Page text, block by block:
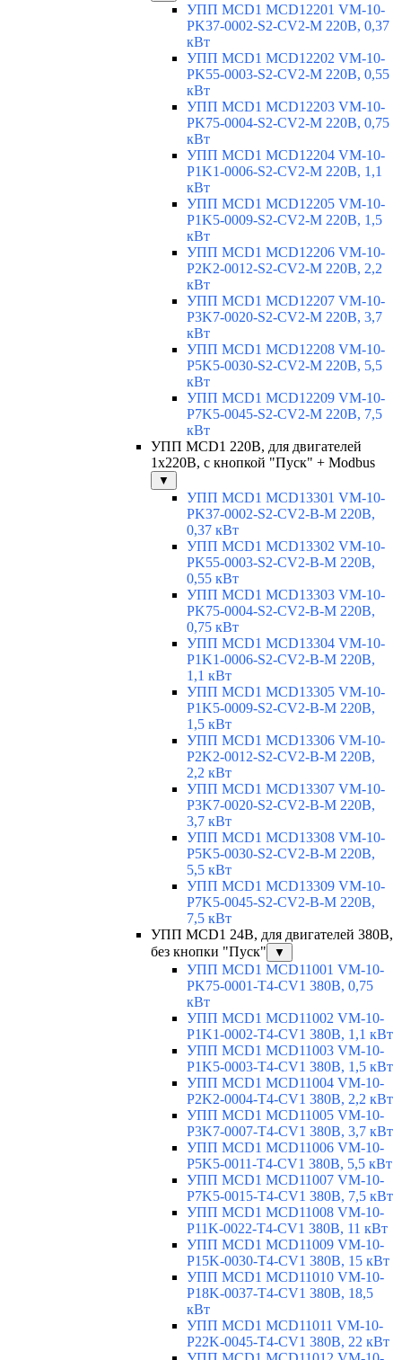
УПП MCD1 MCD12201 VM-10-
PK37-0002-S2-CV2-M 220В, 0,37
кВт
УПП MCD1 MCD12202 VM-10-
PK55-0003-S2-CV2-M 220В, 0,55
кВт
УПП MCD1 MCD12203 VM-10-
PK75-0004-S2-CV2-M 220В, 0,75
кВт
УПП MCD1 MCD12204 VM-10-
P1K1-0006-S2-CV2-M 220В, 1,1
кВт
УПП MCD1 MCD12205 VM-10-
P1K5-0009-S2-CV2-M 220В, 1,5
кВт
УПП MCD1 MCD12206 VM-10-
P2K2-0012-S2-CV2-M 220В, 2,2
кВт
УПП MCD1 MCD12207 VM-10-
P3K7-0020-S2-CV2-M 220В, 3,7
кВт
УПП MCD1 MCD12208 VM-10-
P5K5-0030-S2-CV2-M 220В, 5,5
кВт
УПП MCD1 MCD12209 VM-10-
P7K5-0045-S2-CV2-M 220В, 7,5
кВт
УПП MCD1 220В, для двигателей
1х220В, с кнопкой "Пуск" + Modbus
▼
УПП MCD1 MCD13301 VM-10-
PK37-0002-S2-CV2-B-M 220В,
0,37 кВт
УПП MCD1 MCD13302 VM-10-
PK55-0003-S2-CV2-B-M 220В,
0,55 кВт
УПП MCD1 MCD13303 VM-10-
PK75-0004-S2-CV2-B-M 220В,
0,75 кВт
УПП MCD1 MCD13304 VM-10-
P1K1-0006-S2-CV2-B-M 220В,
1,1 кВт
УПП MCD1 MCD13305 VM-10-
P1K5-0009-S2-CV2-B-M 220В,
1,5 кВт
УПП MCD1 MCD13306 VM-10-
P2K2-0012-S2-CV2-B-M 220В,
2,2 кВт
УПП MCD1 MCD13307 VM-10-
P3K7-0020-S2-CV2-B-M 220В,
3,7 кВт
УПП MCD1 MCD13308 VM-10-
P5K5-0030-S2-CV2-B-M 220В,
5,5 кВт
УПП MCD1 MCD13309 VM-10-
P7K5-0045-S2-CV2-B-M 220В,
7,5 кВт
УПП MCD1 24В, для двигателей 380В,
без кнопки "Пуск"
▼
УПП MCD1 MCD11001 VM-10-
PK75-0001-T4-CV1 380В, 0,75
кВт
УПП MCD1 MCD11002 VM-10-
P1K1-0002-T4-CV1 380В, 1,1 кВт
УПП MCD1 MCD11003 VM-10-
P1K5-0003-T4-CV1 380В, 1,5 кВт
УПП MCD1 MCD11004 VM-10-
P2K2-0004-T4-CV1 380В, 2,2 кВт
УПП MCD1 MCD11005 VM-10-
P3K7-0007-T4-CV1 380В, 3,7 кВт
УПП MCD1 MCD11006 VM-10-
P5K5-0011-T4-CV1 380В, 5,5 кВт
УПП MCD1 MCD11007 VM-10-
P7K5-0015-T4-CV1 380В, 7,5 кВт
УПП MCD1 MCD11008 VM-10-
P11K-0022-T4-CV1 380В, 11 кВт
УПП MCD1 MCD11009 VM-10-
P15K-0030-T4-CV1 380В, 15 кВт
УПП MCD1 MCD11010 VM-10-
P18K-0037-T4-CV1 380В, 18,5
кВт
УПП MCD1 MCD11011 VM-10-
P22K-0045-T4-CV1 380В, 22 кВт